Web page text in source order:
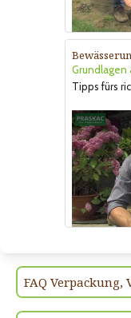
Grundlagen
Tipps fürs
FAQ Verpackung,